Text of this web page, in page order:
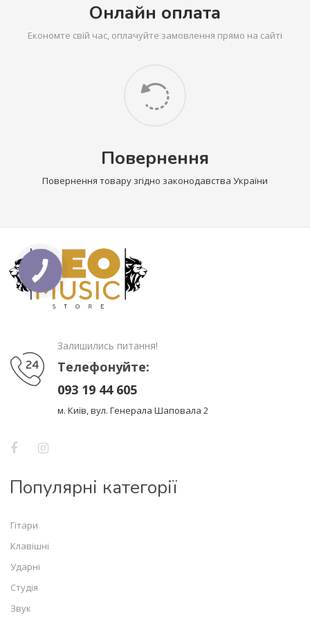
Онлайн оплата
Економте свій час, оплачуйте замовлення прямо на сайті
Повернення
Повернення товару згідно законодавства України
Залишились питання!
Телефонуйте:
093 19 44 605
м. Київ, вул. Генерала Шаповала 2
Популярні категорії
Гітари
Клавішні
Ударні
Студія
Звук